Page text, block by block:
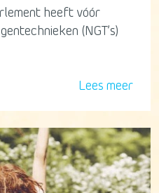
heeft vóór
(NGT’s)
Lees meer